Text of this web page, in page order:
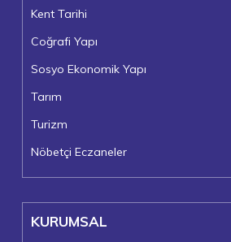
Kent Tarihi
Coğrafi Yapı
Sosyo Ekonomik Yapı
Tarım
Turizm
Nöbetçi Eczaneler
KURUMSAL